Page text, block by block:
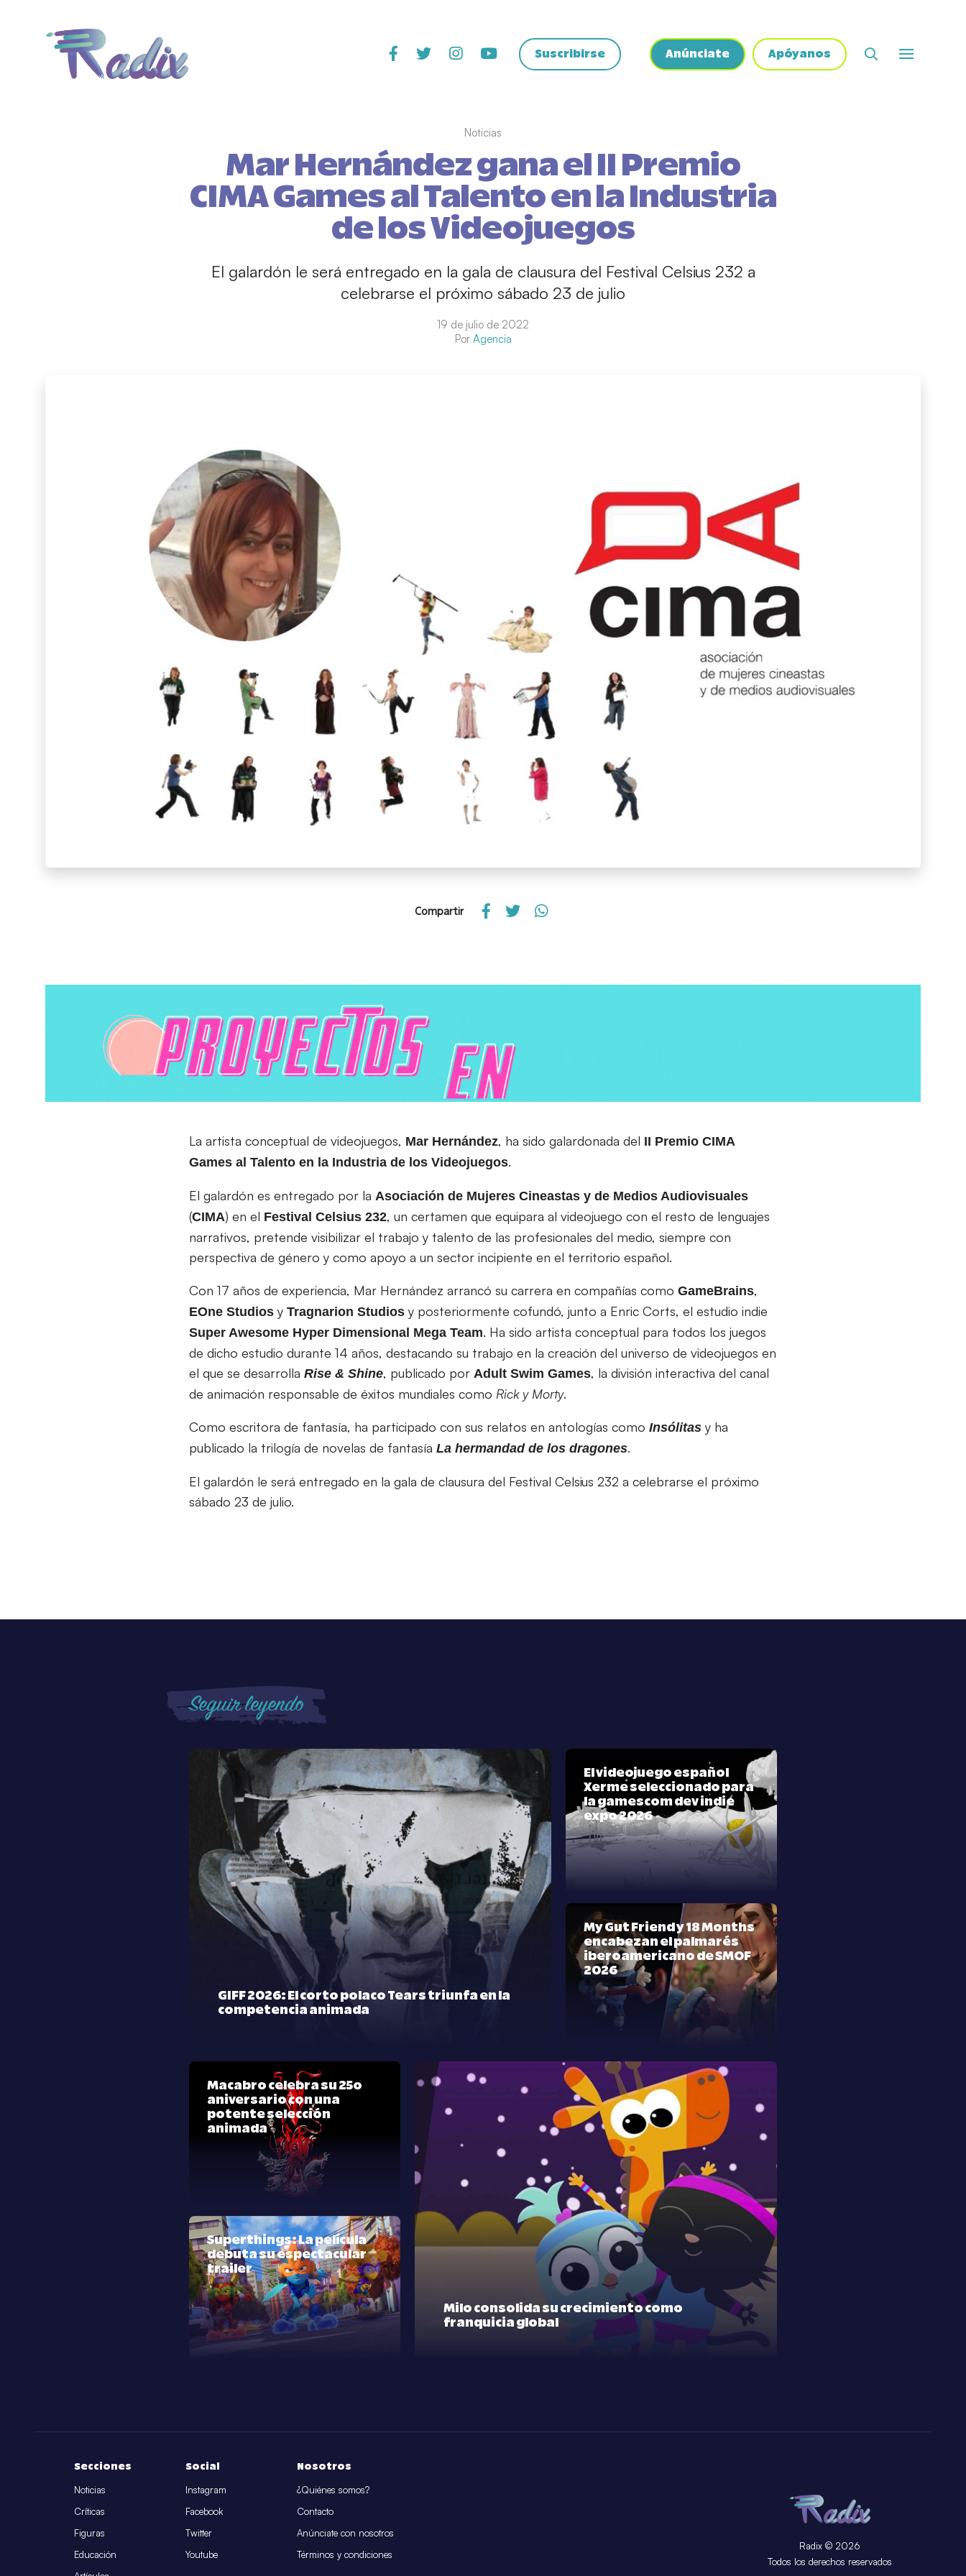
Suscribirse Anúnciate Apóyanos
Noticias
Mar Hernández gana el II Premio
CIMA Games al Talento en la Industria
de los Videojuegos
El galardón le será entregado en la gala de clausura del Festival Celsius 232 a
celebrarse el próximo sábado 23 de julio
19 de julio de 2022
Por Agencia
Compartir
La artista conceptual de videojuegos, Mar Hernández, ha sido galardonada del II Premio CIMA
Games al Talento en la Industria de los Videojuegos.
El galardón es entregado por la Asociación de Mujeres Cineastas y de Medios Audiovisuales
(CIMA) en el Festival Celsius 232, un certamen que equipara al videojuego con el resto de lenguajes
narrativos, pretende visibilizar el trabajo y talento de las profesionales del medio, siempre con
perspectiva de género y como apoyo a un sector incipiente en el territorio español.
Con 17 años de experiencia, Mar Hernández arrancó su carrera en compañías como GameBrains,
EOne Studios y Tragnarion Studios y posteriormente cofundó, junto a Enric Corts, el estudio indie
Super Awesome Hyper Dimensional Mega Team. Ha sido artista conceptual para todos los juegos
de dicho estudio durante 14 años, destacando su trabajo en la creación del universo de videojuegos en
el que se desarrolla Rise & Shine, publicado por Adult Swim Games, la división interactiva del canal
de animación responsable de éxitos mundiales como Rick y Morty.
Como escritora de fantasía, ha participado con sus relatos en antologías como Insólitas y ha
publicado la trilogía de novelas de fantasía La hermandad de los dragones.
El galardón le será entregado en la gala de clausura del Festival Celsius 232 a celebrarse el próximo
sábado 23 de julio.
Seguir leyendo
GIFF 2026: El corto polaco Tears triunfa en la
competencia animada
El videojuego español
Xerme seleccionado para
la gamescom dev indie
expo 2026
My Gut Friend y 18 Months
encabezan el palmarés
iberoamericano de SMOF
2026
Macabro celebra su 25º
aniversario con una
potente selección
animada
Milo consolida su crecimiento como
franquicia global
Superthings: La película
debuta su espectacular
trailer
Secciones
Noticias
Críticas
Figuras
Educación
Social
Instagram
Facebook
Twitter
Youtube
Nosotros
¿Quiénes somos?
Contacto
Anúnciate con nosotros
Términos y condiciones
Radix © 2026
Todos los derechos reservados